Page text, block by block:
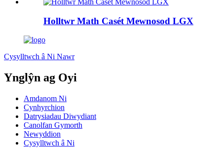
Holltwr Math Casét Mewnosod LGX
Cysylltwch â Ni Nawr
Ynglŷn ag Oyi
Amdanom Ni
Cynhyrchion
Datrysiadau Diwydiant
Canolfan Gymorth
Newyddion
Cysylltwch â Ni